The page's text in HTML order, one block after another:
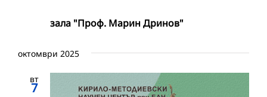
зала "Проф. Марин Дринов"
октомври 2025
вт
7